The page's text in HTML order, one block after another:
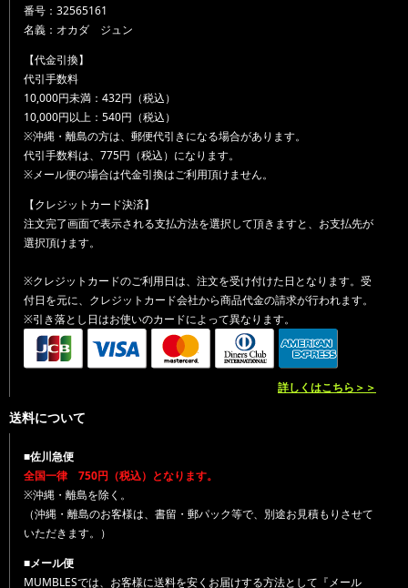
番号：32565161
名義：オカダ ジュン
【代金引換】
代引手数料
10,000円未満：432円（税込）
10,000円以上：540円（税込）
※沖縄・離島の方は、郵便代引きになる場合があります。
代引手数料は、775円（税込）になります。
※メール便の場合は代金引換はご利用頂けません。
【クレジットカード決済】
注文完了画面で表示される支払方法を選択して頂きますと、お支払先が
選択頂けます。
※クレジットカードのご利用日は、注文を受け付けた日となります。受
付日を元に、クレジットカード会社から商品代金の請求が行われます。
※引き落とし日はお使いのカードによって異なります。
詳しくはこちら＞＞
送料について
■佐川急便
全国一律 750円（税込）となります。
※沖縄・離島を除く。
（沖縄・離島のお客様は、書留・郵パック等で、別途お見積もりさせて
いただきます。）
■メール便
MUMBLESでは、お客様に送料を安くお届けする方法として『メール